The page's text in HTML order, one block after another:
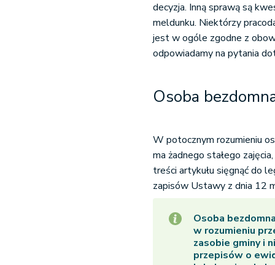
decyzja. Inną sprawą są
meldunku. Niektórzy
jest w ogóle zgodne z
odpowiadamy na pytania
Osoba
W potocznym rozumieniu
ma żadnego stałego
treści artykułu sięgnąć do
zapisów Ustawy z dnia 12
Osoba
w rozumieniu
zasobie gminy i
przepisów o